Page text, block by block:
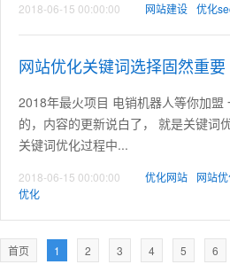
2018-06-15 00:00:00 网站建设 优化
网站优化关键词选择固然重
2018年最火项目 电销机器人等你加
的，内容的更新说白了， 就是关键词
关键词优化过程中...
2018-06-15 00:00:00 优化网站 网站
优化
首页 1 2 3 4 5 6